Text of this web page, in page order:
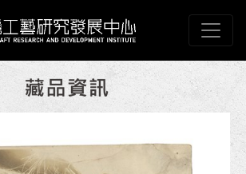
工藝研究發